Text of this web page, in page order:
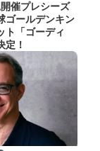
催プレシーズ
ゴールデンキン
ト「ゴーディ
定！